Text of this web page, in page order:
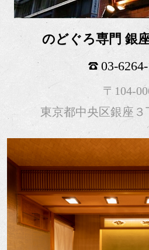
のどぐろ専門 銀
03-
〒104-
東京都中央区銀座３